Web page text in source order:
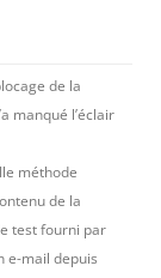
de la
manqué l’éclair
méthode
de la
test fourni par
e-mail depuis